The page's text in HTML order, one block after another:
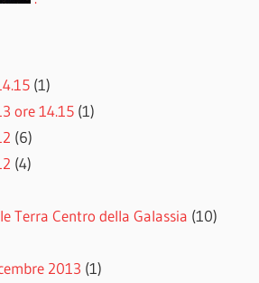
(1)
ore 14.15 (1)
(6)
(4)
Terra Centro della Galassia (10)
2013 (1)